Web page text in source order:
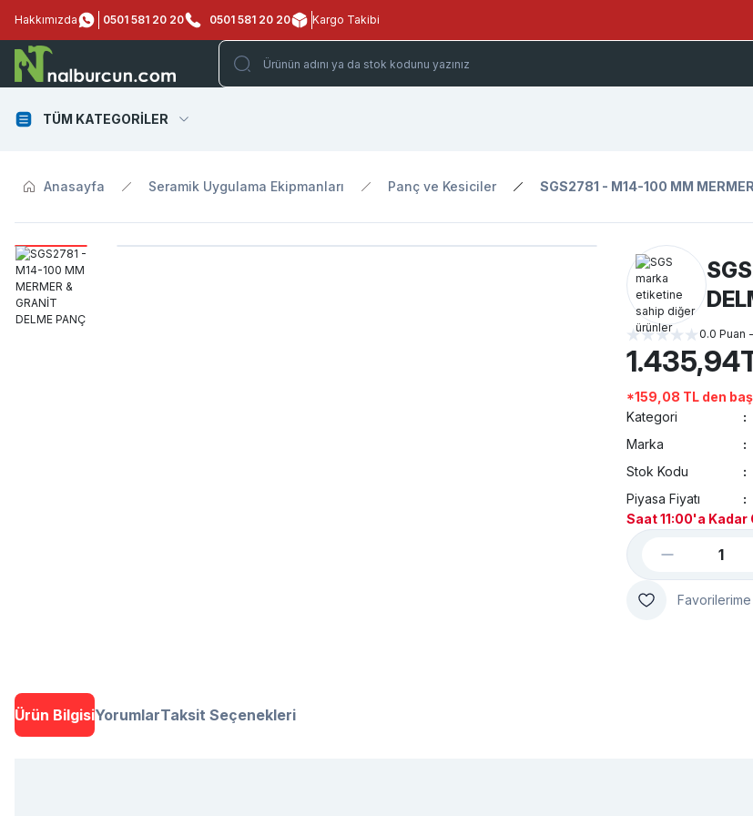
Hakkımızda 0501 581 20 20 0501 581 20 20 Kargo Takibi
TÜM KATEGORİLER
Anasayfa Seramik Uygulama Ekipmanları Panç ve Kesiciler SGS2781 - M14-100 MM
0.0 Puan
*159,08 TL den
Kategori
Marka
Stok Kodu
Piyasa Fiyatı
Saat 11:00'a Kadar
Ürün BilgisiYorumlarTaksit Seçenekleri